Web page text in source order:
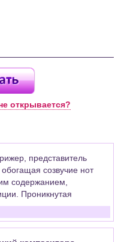
открывается?
представитель
созвучие нот
содержанием,
Проникнутая
лиризмом, его
стойкость.
человека, которые